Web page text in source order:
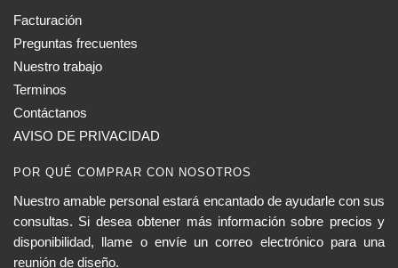
Facturación
Preguntas frecuentes
Nuestro trabajo
Terminos
Contáctanos
AVISO DE PRIVACIDAD
POR QUÉ COMPRAR CON NOSOTROS
Nuestro amable personal estará encantado de ayudarle con sus
consultas. Si desea obtener más información sobre precios y
disponibilidad, llame o envíe un correo electrónico para una
reunión de diseño.